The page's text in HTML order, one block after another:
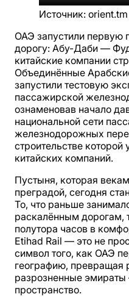
Источник: orient.tm
ОАЭ запустили
дорогу: Абу-Даби —
китайские компании
Объединённые
запустили тестовую
пассажирской
ознаменовав начало
национальной сети
железнодорожных
строительстве которой
китайских компаний.
Пустыня, которая
преградой, сегодня
То, что раньше
раскалённым дорогам,
полутора часов в
Etihad Rail — это не
символ того, как ОАЭ
географию, превращая
разрозненные
пространство.